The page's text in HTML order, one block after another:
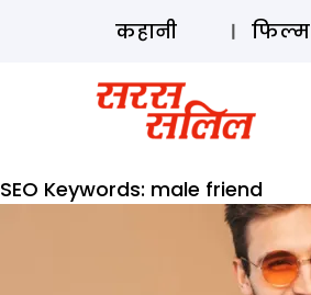
कहानी फिल्म
SEO Keywords: male friend